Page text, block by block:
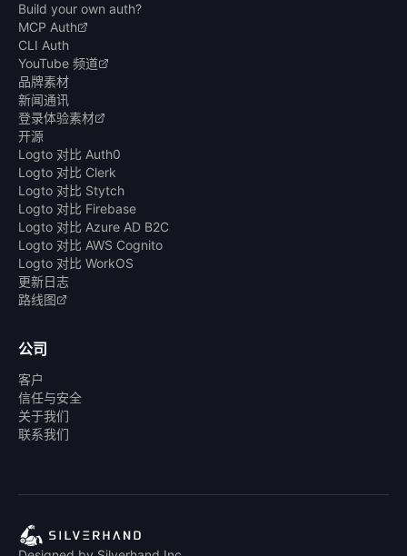
Build your own auth?
MCP Auth
CLI Auth
YouTube 频道
品牌素材
新闻通讯
登录体验素材
开源
Logto 对比 Auth0
Logto 对比 Clerk
Logto 对比 Stytch
Logto 对比 Firebase
Logto 对比 Azure AD B2C
Logto 对比 AWS Cognito
Logto 对比 WorkOS
更新日志
路线图
公司
客户
信任与安全
关于我们
联系我们